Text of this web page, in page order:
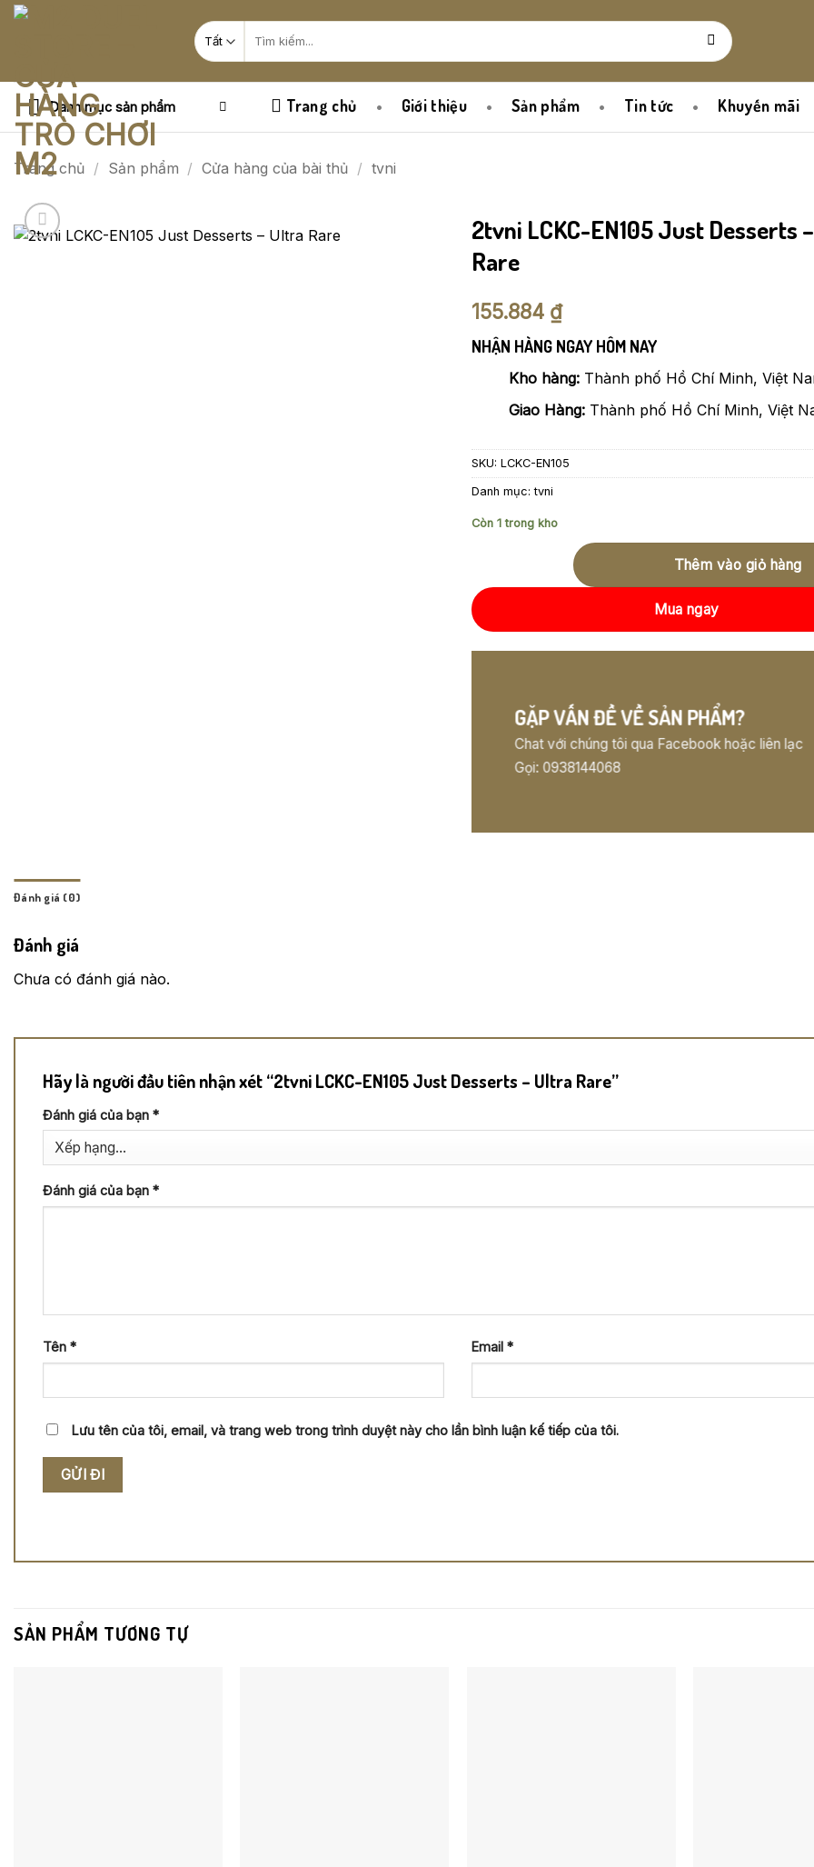
Bỏ
dung
kiếm:
Danh mục sản phẩm Trang chủ Giới thiệu Sản phẩm Tin tức Khuyến mãi
Trang chủ / Sản phẩm / Cửa hàng của bài thủ / tvni
2tvni LCKC-EN105 Just Desserts
Rare
155.884 ₫
NHẬN HÀNG NGAY HÔM NAY
Kho hàng: Thành phố Hồ Chí Minh, Việt
Giao Hàng: Thành phố Hồ Chí Minh, Việt
SKU: LCKC-EN105
Danh mục:tvni
Còn 1 trong kho
Thêm vào giỏ hàng
Mua ngay
GẶP VẤN ĐỀ VỀ SẢN PHẨM?
Chat với chúng tôi qua Facebook hoặc liên lạc
Gọi: 0938144068
Đánh giá (0)
Đánh giá
Chưa có đánh giá nào.
Hãy là người đầu tiên nhận xét “2tvni LCKC-EN105 Just Desserts – Ultra Rare”
Đánh giá của bạn *
Đánh giá của bạn *
Tên * Email *
Lưu tên của tôi, email, và trang web trong trình duyệt này cho lần bình luận kế tiếp của tôi.
SẢN PHẨM TƯƠNG TỰ